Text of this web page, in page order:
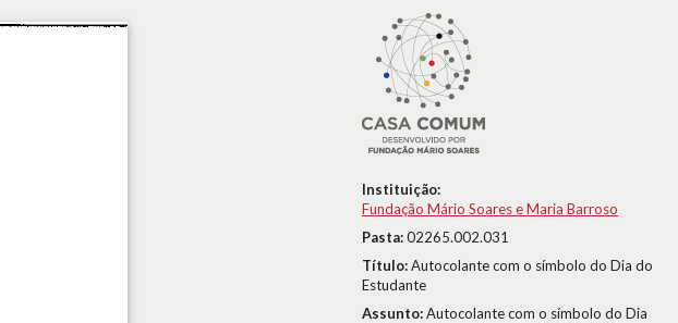
Instituição:
Fundação Mário Soares e Maria Barroso
Pasta:02265.002.031
Título:Autocolante com o símbolo do Dia do
Estudante
Assunto:Autocolante com o símbolo do Dia